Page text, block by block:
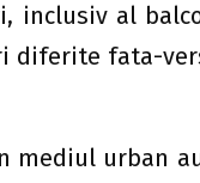
inclusiv al
diferite fata-
mediul urban